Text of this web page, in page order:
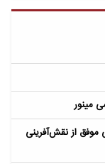
مینور
موفق از نقش‌آفرینی